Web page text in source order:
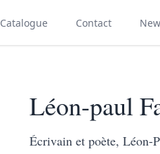
Catalogue Contact
Léon-paul
Écrivain et poète, Léon-